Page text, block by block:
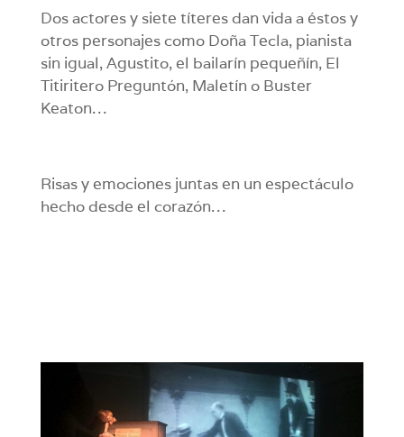
Dos actores y siete títeres dan vida a éstos y
otros personajes como Doña Tecla, pianista
sin igual, Agustito, el bailarín pequeñín, El
Titiritero Preguntón, Maletín o Buster
Keaton…
Risas y emociones juntas en un espectáculo
hecho desde el corazón…